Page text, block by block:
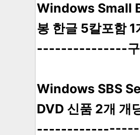
Windows Small
봉 한글 5칼포함
---------------구
Windows SBS
DVD 신품 2개 개
-----------------